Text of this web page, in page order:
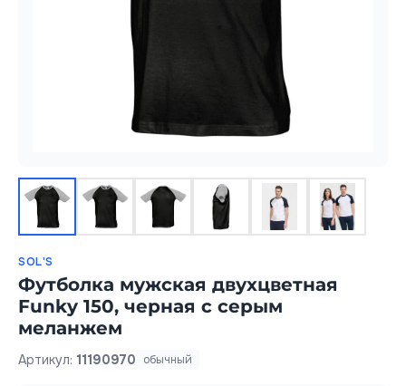
SOL'S
Футболка мужская двухцветная
Funky 150, черная с серым
меланжем
Артикул: 11190970 обычный